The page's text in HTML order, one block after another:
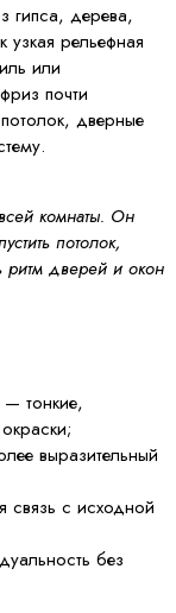
гипса, дерева,
рельефная
или
почти
дверные
комнаты. Он
потолок,
ритм дверей и окон
— тонкие,
выразительный
связь с исходной
без